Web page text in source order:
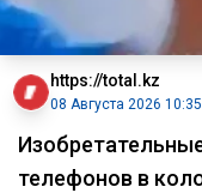
https://total.kz
08 Августа 2026 10:35
телефонов в